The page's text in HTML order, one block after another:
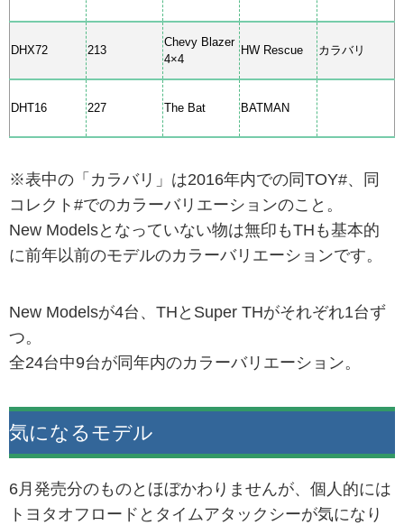
DHX72 213
Chevy Blazer
4×4
HW Rescue カラバリ
DHT16 227 The Bat BATMAN
※表中の「カラバリ」は2016年内での同TOY#、同
コレクト#でのカラーバリエーションのこと。
New Modelsとなっていない物は無印もTHも基本的
に前年以前のモデルのカラーバリエーションです。
New Modelsが4台、THとSuper THがそれぞれ1台ず
つ。
全24台中9台が同年内のカラーバリエーション。
気になるモデル
6月発売分のものとほぼかわりませんが、個人的には
トヨタオフロードとタイムアタックシーが気になり